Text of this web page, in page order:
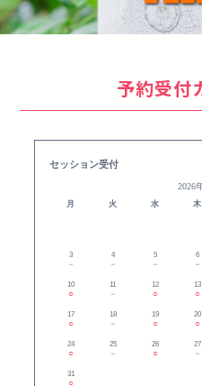
予約受付
セッション受付
2026
月 火 水 木
3
－
4
－
5
－
6
－
10
○
11
－
12
○
13
○
17
○
18
－
19
○
20
○
24
○
25
－
26
○
27
－
31
○